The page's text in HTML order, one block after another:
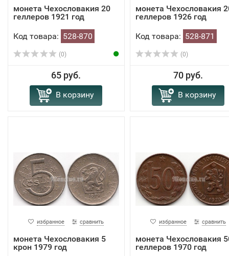
монета Чехословакия 20
геллеров 1921 год
Код товара: 528-870
(0)
65 руб.
В корзину
монета Чехословакия
геллеров 1926 год
Код товара: 528-871
(0)
70 руб.
В корзину
избранное сравнить
монета Чехословакия 5
крон 1979 год
избранное сравнить
монета Чехословакия
геллеров 1970 год